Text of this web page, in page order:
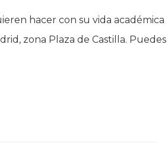
hacer con su vida académica
zona Plaza de Castilla. Puedes